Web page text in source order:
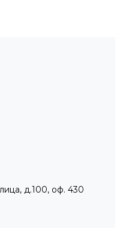
д.100, оф. 430